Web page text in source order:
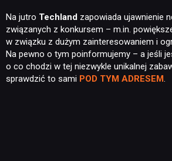
Na jutro Techland zapowiada ujawnienie
związanych z konkursem – m.in.
w związku z dużym zainteresowaniem i
Na pewno o tym poinformujemy – a jeśli
o co chodzi w tej niezwykle unikalnej
sprawdzić to sami POD TYM ADRESEM.